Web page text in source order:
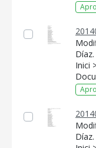
Díaz.
Inici
Díaz.